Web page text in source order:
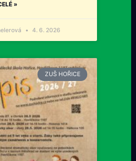
»
4. 6. 2026
ZUŠ HOŘICE